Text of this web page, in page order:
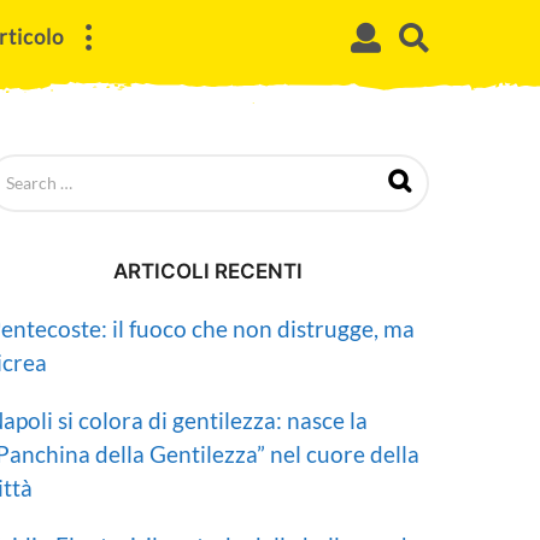
ARTICOLI RECENTI
il fuoco che non distrugge, ma
si colora di gentilezza: nasce la
della Gentilezza” nel cuore della